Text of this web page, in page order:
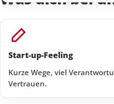
Start-up-Feeling
Kurze Wege, viel
Vertrauen.